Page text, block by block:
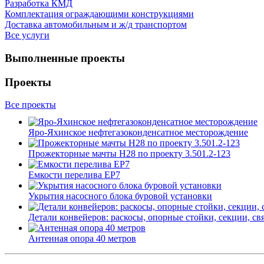
Разработка КМД
Комплектация ограждающими конструкциями
Доставка автомобильным и ж/д транспортом
Все услуги
Выполненные проекты
Проекты
Все проекты
Яро-Яхинское нефтегазоконденсатное месторождение
Прожекторные мачты Н28 по проекту 3.501.2-123
Емкости перелива ЕР7
Укрытия насосного блока буровой установки
Детали конвейеров: раскосы, опорные стойки, секции,
Антенная опора 40 метров